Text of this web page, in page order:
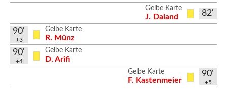
82'
Gelbe Karte
J. Daland
Gelbe Karte
R. Münz
90'
+3
Gelbe Karte
D. Arifi
90'
+4
90'
+5
Gelbe Karte
F. Kastenmeier